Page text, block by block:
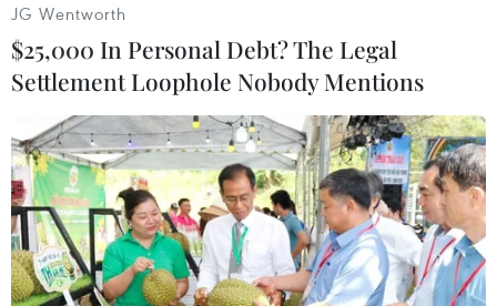
TIN LIÊN QUAN
JG Wentworth
$25,000 In Personal Debt? The Legal
Settlement Loophole Nobody Mentions